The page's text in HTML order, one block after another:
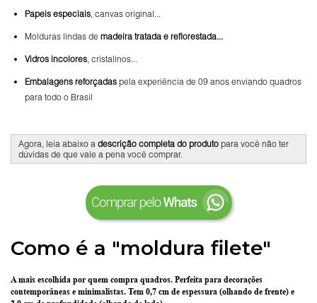
Papeis especiais, canvas original...
Molduras lindas de madeira tratada e reflorestada...
Vidros incolores, cristalinos...
Embalagens reforçadas pela experiência de 09 anos enviando quadros
para todo o Brasil
Agora, leia abaixo a descrição completa do produto para você não ter
dúvidas de que vale a pena você comprar.
Como é a "moldura filete"
A mais escolhida por quem compra quadros. Perfeita para decorações
contemporâneas e minimalistas. Tem 0,7 cm de espessura (olhando de frente) e